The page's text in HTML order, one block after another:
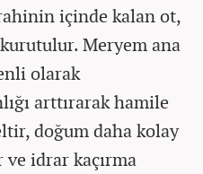
içinde kalan ot,
Meryem ana
olarak
arttırarak hamile
doğum daha kolay
ve idrar kaçırma